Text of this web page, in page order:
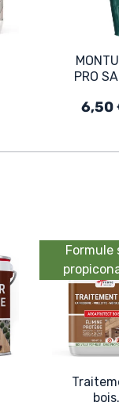
PRO
6,50
Formule
bois